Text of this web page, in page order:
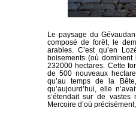
Le paysage du
composé de forêt, le
arables. C’est qu’en
boisements (où
232000 hectares. Cette
de 500 nouveaux
qu’au temps de la
qu’aujourd’hui, elle
s’étendait sur de
Mercoire d’où